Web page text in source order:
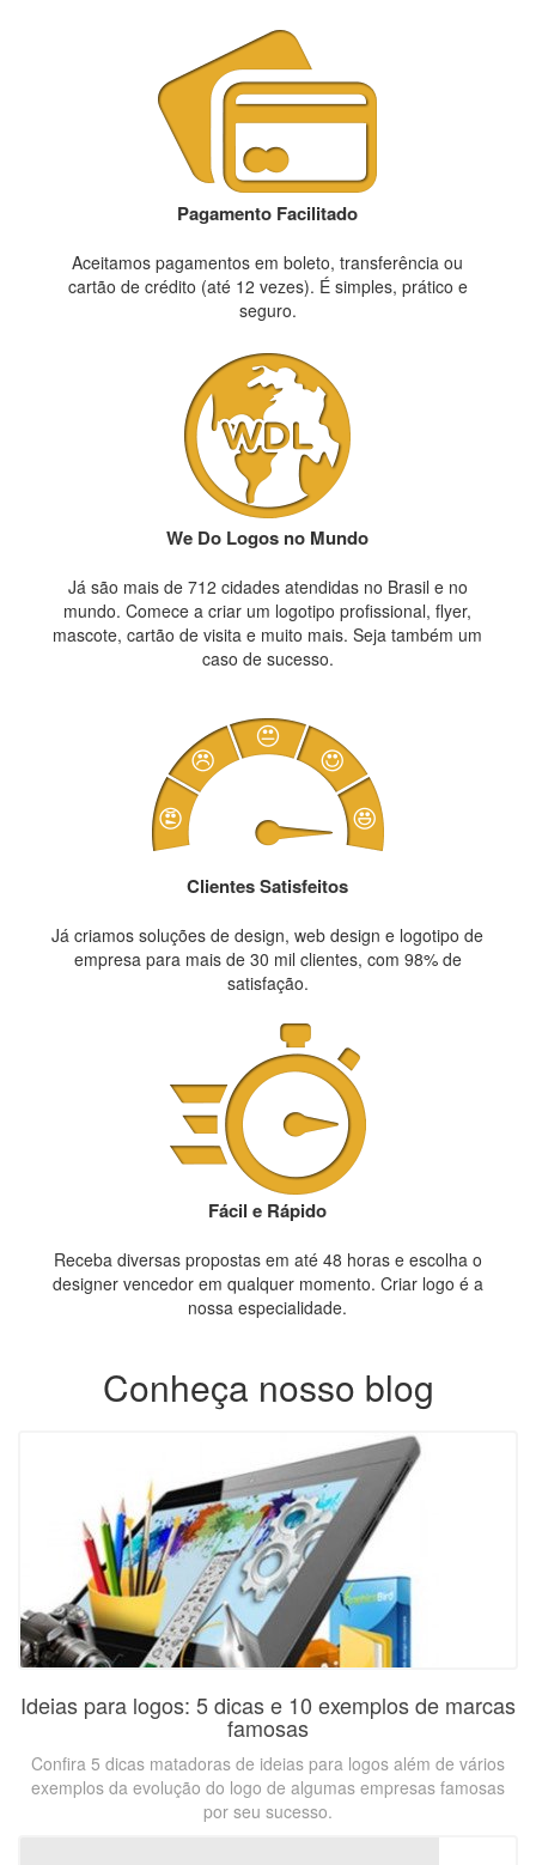
Pagamento Facilitado
Aceitamos pagamentos em boleto, transferência ou
cartão de crédito (até 12 vezes). É simples, prático e
seguro.
We Do Logos no Mundo
Já são mais de 712 cidades atendidas no Brasil e no
mundo. Comece a criar um logotipo profissional, flyer,
mascote, cartão de visita e muito mais. Seja também um
caso de sucesso.
Clientes Satisfeitos
Já criamos soluções de design, web design e logotipo de
empresa para mais de 30 mil clientes, com 98% de
satisfação.
Fácil e Rápido
Receba diversas propostas em até 48 horas e escolha o
designer vencedor em qualquer momento. Criar logo é a
nossa especialidade.
Conheça nosso blog
Ideias para logos: 5 dicas e 10 exemplos de marcas
famosas
Confira 5 dicas matadoras de ideias para logos além de vários
exemplos da evolução do logo de algumas empresas famosas
por seu sucesso.